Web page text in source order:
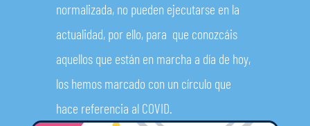
normalizada, no pueden ejecutarse en la
actualidad, por ello, para que conozcáis
aquellos que están en marcha a día de hoy,
los hemos marcado con un círculo que
hace referencia al COVID.